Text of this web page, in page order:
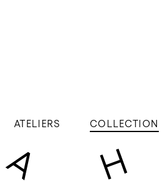
ATELIERS COLLECTION